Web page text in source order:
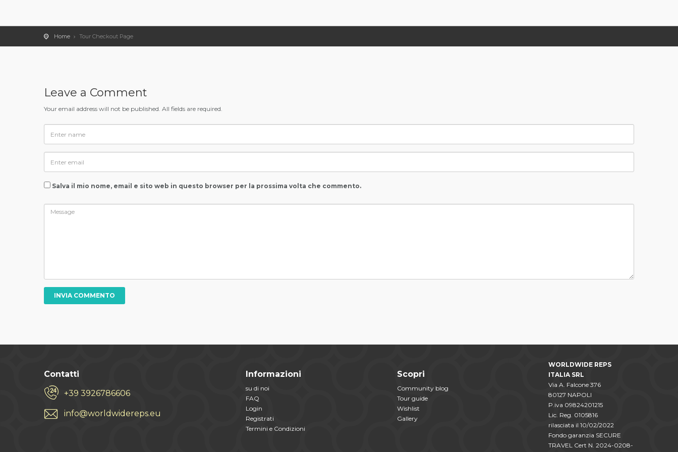
Home Tour Checkout Page
Leave a Comment
Your email address will not be published. All fields are required.
Salva il mio nome, email e sito web in questo browser per la prossima volta che commento.
Contatti
+39 3926786606
info@worldwidereps.eu
Informazioni
su di noi
FAQ
Login
Registrati
Termini e Condizioni
Scopri
Community blog
Tour guide
Wishlist
Gallery
WORLDWIDE REPS
ITALIA SRL
Via A. Falcone 376
80127 NAPOLI
P.iva 09824201215
Lic. Reg. 0105816
rilasciata il 10/02/2022
Fondo garanzia SECURE
TRAVEL Cert N. 2024-0208-